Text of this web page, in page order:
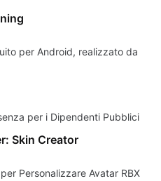
per Android, realizzato da
per i Dipendenti Pubblici
Skin Creator
Personalizzare Avatar RBX